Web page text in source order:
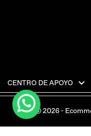
CENTRO DE APOYO 
© 2026 -